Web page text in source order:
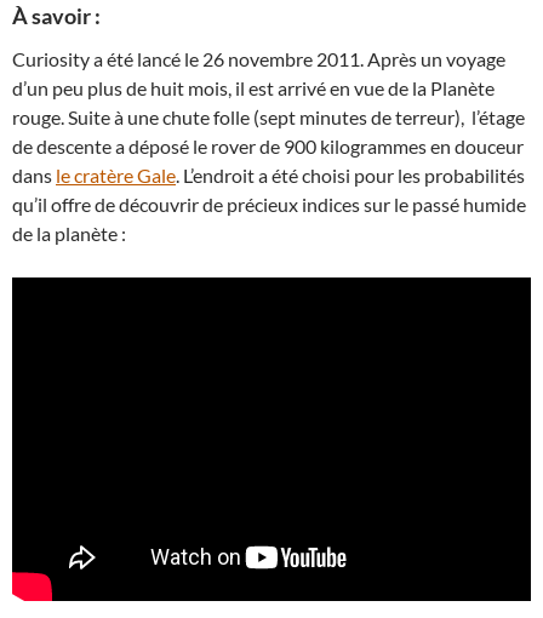
À savoir :
Curiosity a été lancé le 26 novembre 2011. Après un voyage
d’un peu plus de huit mois, il est arrivé en vue de la Planète
rouge. Suite à une chute folle (sept minutes de terreur), l’étage
de descente a déposé le rover de 900 kilogrammes en douceur
dans le cratère Gale . L’endroit a été choisi pour les probabilités
qu’il offre de découvrir de précieux indices sur le passé humide
de la planète :